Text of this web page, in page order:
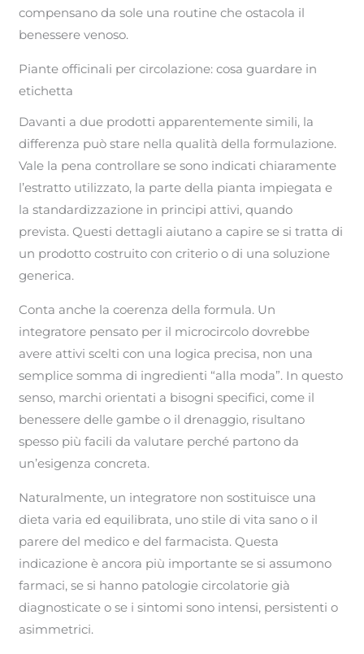
compensano da sole una routine che ostacola il
benessere venoso.
Piante officinali per circolazione: cosa guardare in
etichetta
Davanti a due prodotti apparentemente simili, la
differenza può stare nella qualità della formulazione.
Vale la pena controllare se sono indicati chiaramente
l’estratto utilizzato, la parte della pianta impiegata e
la standardizzazione in principi attivi, quando
prevista. Questi dettagli aiutano a capire se si tratta di
un prodotto costruito con criterio o di una soluzione
generica.
Conta anche la coerenza della formula. Un
integratore pensato per il microcircolo dovrebbe
avere attivi scelti con una logica precisa, non una
semplice somma di ingredienti “alla moda”. In questo
senso, marchi orientati a bisogni specifici, come il
benessere delle gambe o il drenaggio, risultano
spesso più facili da valutare perché partono da
un’esigenza concreta.
Naturalmente, un integratore non sostituisce una
dieta varia ed equilibrata, uno stile di vita sano o il
parere del medico e del farmacista. Questa
indicazione è ancora più importante se si assumono
farmaci, se si hanno patologie circolatorie già
diagnosticate o se i sintomi sono intensi, persistenti o
asimmetrici.